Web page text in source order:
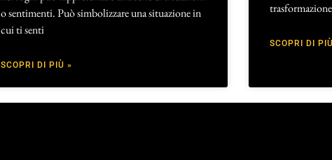
o sentimenti. Può simbolizzare una situazione in
cui ti senti
SCOPRI DI PIÙ »
trasformazione
SCOPRI DI